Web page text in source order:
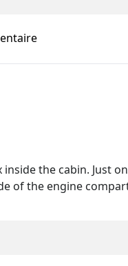
inside the cabin. Just
of the engine